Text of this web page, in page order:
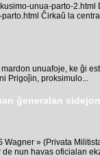
unua-parto-2.html
Ĉirkaŭ la
unuafoje, ke ĝi
Prigoĵin, proksimulo...
ĝeneralan
» (Privata
nun havas oficialan